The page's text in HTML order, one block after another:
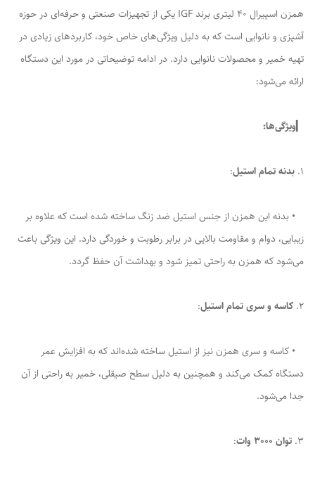
همزن اسپیرال ۴۰ لیتری برند IGF یکی از تجهیزات صنعتی و حرفه‌ای در حوزه
آشپزی و نانوایی است که به دلیل ویژگی‌های خاص خود، کاربردهای زیادی در
تهیه خمیر و محصولات نانوایی دارد. در ادامه توضیحاتی در مورد این دستگاه
ارائه می‌شود:
ویژگی‌ها:
1. بدنه تمام استیل:
• بدنه این همزن از جنس استیل ضد زنگ ساخته شده است که علاوه بر
زیبایی، دوام و مقاومت بالایی در برابر رطوبت و خوردگی دارد. این ویژگی باعث
می‌شود که همزن به راحتی تمیز شود و بهداشت آن حفظ گردد.
2. کاسه و سری تمام استیل:
• کاسه و سری همزن نیز از استیل ساخته شده‌اند که به افزایش عمر
دستگاه کمک می‌کند و همچنین به دلیل سطح صیقلی، خمیر به راحتی از آن
جدا می‌شود.
3. توان ۳۰۰۰ وات :